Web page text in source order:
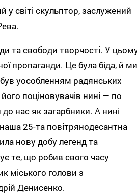
світі скульптор, заслужений
та свободи творчості. У
пропаганди. Це була біда, й ми
уособленням радянських
поціновувачів нині — по
нас як загарбники. А нині
25-та повітрянодесантна
нову добу легенд та
те, що робив свого часу
міського голови з
Денисенко.